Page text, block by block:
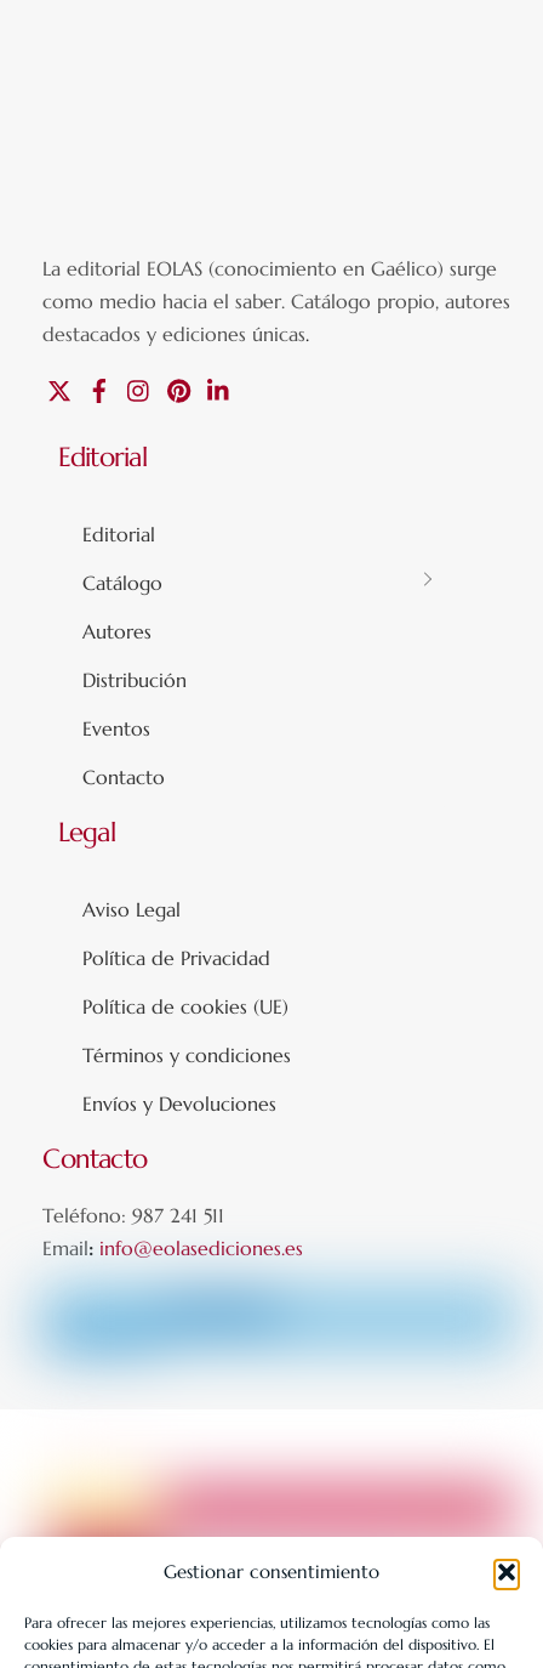
Gestionar consentimiento
Para ofrecer las mejores experiencias, utilizamos tecnologías como las
cookies para almacenar y/o acceder a la información del dispositivo. El
La editorial EOLAS (conocimiento en Gaélico) surge
como medio hacia el saber.Catálogo propio, autores
destacados y ediciones únicas.
FacebookInstagramPinterest
Editorial
Editorial
Catálogo
Autores
Distribución
Eventos
Contacto
Legal
Aviso Legal
Política de Privacidad
Política de cookies (UE)
Términos y condiciones
Envíos y Devoluciones
Contacto
Teléfono: 987 241 511
Email: info@eolasediciones.es
LIBRERÍA UNIVERSITARIA LEÓN 1980 SLL ha sido beneficiaria